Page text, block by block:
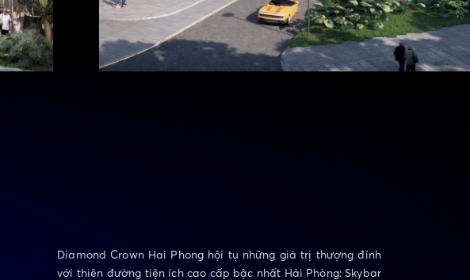
Diamond Crown Hai Phong hội tụ những giá trị thượng đỉnh
với thiên đường tiện ích cao cấp bậc nhất Hải Phòng: Skybar